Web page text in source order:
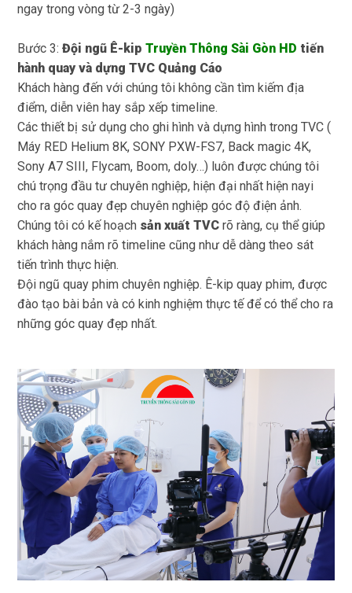
ngay trong vòng từ 2-3 ngày)
Bước 3:Đội ngũ Ê-kipTruyền Thông Sài Gòn HD tiến
hành quay và dựng TVC Quảng Cáo
Khách hàng đến với chúng tôi không cần tìm kiếm địa
điểm, diễn viên hay sắp xếp timeline.
Các thiết bị sử dụng cho ghi hình và dựng hình trong TVC (
Máy RED Helium 8K, SONY PXW-FS7, Back magic 4K,
Sony A7 SIII, Flycam, Boom, doly…) luôn được chúng tôi
chú trọng đầu tư chuyên nghiệp, hiện đại nhất hiện nayi
cho ra góc quay đẹp chuyên nghiệp góc độ điện ảnh.
Chúng tôi có kế hoạch sản xuất TVC rõ ràng, cụ thể giúp
khách hàng nắm rõ timeline cũng như dễ dàng theo sát
tiến trình thực hiện.
Đội ngũ quay phim chuyên nghiệp. Ê-kip quay phim, được
đào tạo bài bản và có kinh nghiệm thực tế để có thể cho ra
những góc quay đẹp nhất.